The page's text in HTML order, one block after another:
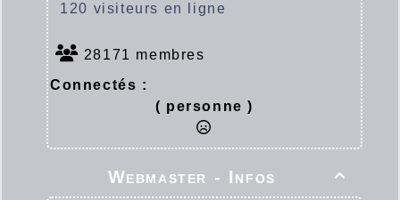
120 visiteurs en ligne
28171 membres
Connectés :
( personne )

Webmaster - Infos